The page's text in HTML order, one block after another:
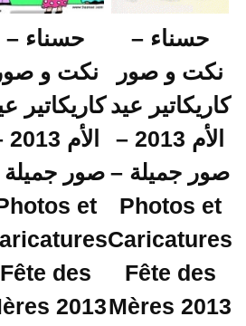
حسناء –
نكت و صور
كاريكاتير عيد
الأم 2013 –
صور جميلة –
Photos et
Caricatures
Fête des
Mères 2013
حسناء –
نكت و
كاريكاتير
صور
et
Fête des
2013